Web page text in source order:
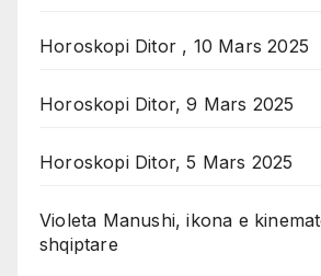
Horoskopi Ditor , 10 Mars 2025
Horoskopi Ditor, 9 Mars 2025
Horoskopi Ditor, 5 Mars 2025
Violeta Manushi, ikona e
shqiptare